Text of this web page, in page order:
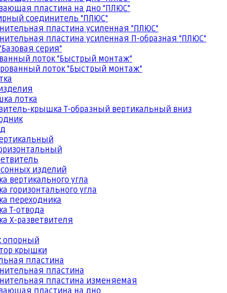
пластина на дно "ПЛЮС"
соединитель "ПЛЮС"
пластина усиленная "ПЛЮС"
пластина усиленная П-образная "ПЛЮС"
серия"
лоток "Быстрый монтаж"
лоток "Быстрый монтаж"
лотка
крышка Т-образный вертикальный вниз
изделий
вертикального угла
горизонтального угла
переходника
Т-отвода
Х-разветвителя
опорный
крышки
пластина
пластина
пластина изменяемая
пластина на дно